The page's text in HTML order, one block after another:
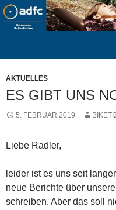
Zum
Inhalt
AKTUELLES
ES GIBT UNS
5. FEBRUAR 2019
Liebe Radler,
leider ist es uns seit
neue Berichte über
schreiben. Aber das soll